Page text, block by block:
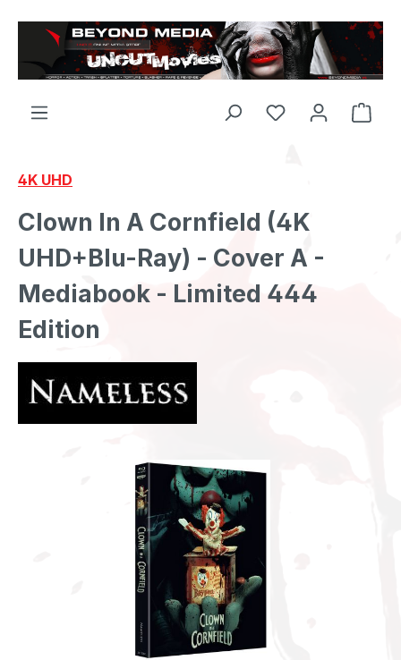
Zum Hauptinhalt springen
4K UHD
Clown In A Cornfield (4K
UHD+Blu-Ray) - Cover A -
Mediabook - Limited 444
Edition
Bildergalerie überspringen